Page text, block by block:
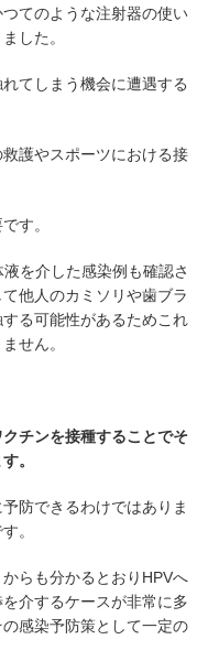
てのような注射器の使い
した。
てしまう機会に遭遇する
護やスポーツにおける接
す。
を介した感染例も確認さ
他人のカミソリや歯ブラ
る可能性があるためこれ
せん。
チンを接種することでそ
。
防できるわけではありま
。
らも分かるとおりHPVへ
介するケースが非常に多
感染予防策として一定の